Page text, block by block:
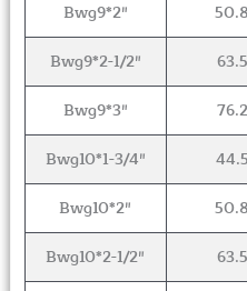
Bwg9*2″
50.8
Bwg9*2-1/2″
63.5
Bwg9*3″
76.2
Bwg10*1-3/4″
44.5
Bwg10*2″
50.8
Bwg10*2-1/2″
63.5